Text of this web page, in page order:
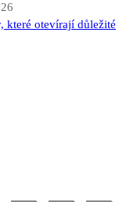
které otevírají důležité